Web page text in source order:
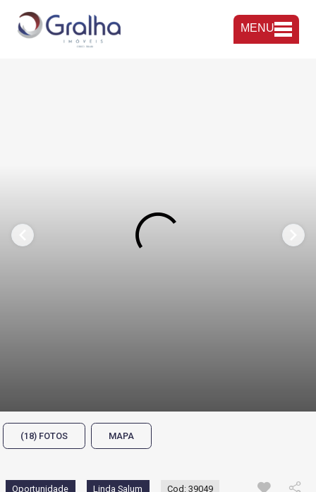
MENU
(18) FOTOS MAPA
Oportunidade Linda Salum Cod: 39049